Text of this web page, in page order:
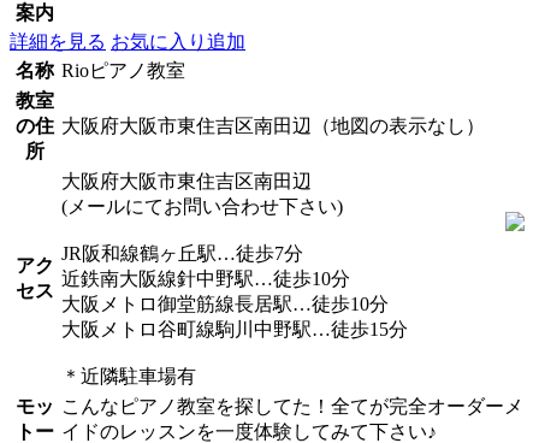
案内
詳細を見る お気に入り追加
名称 Rioピアノ教室
教室
の住
所
大阪府大阪市東住吉区南田辺（地図の表示なし）
アク
セス
大阪府大阪市東住吉区南田辺
(メールにてお問い合わせ下さい)
JR阪和線鶴ヶ丘駅…徒歩7分
近鉄南大阪線針中野駅…徒歩10分
大阪メトロ御堂筋線長居駅…徒歩10分
大阪メトロ谷町線駒川中野駅…徒歩15分
＊近隣駐車場有
モッ
トー
こんなピアノ教室を探してた！全てが完全オーダーメ
イドのレッスンを一度体験してみて下さい♪